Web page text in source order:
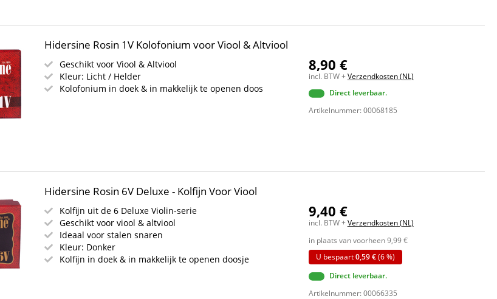
Hidersine Rosin 1V Kolofonium voor Viool & Altviool
Geschikt voor Viool & Altviool
Kleur: Licht / Helder
Kolofonium in doek & in makkelijk te openen doos
8,90 €
incl. BTW +Verzendkosten (NL)
Direct leverbaar.
Artikelnummer: 00068185
Hidersine Rosin 6V Deluxe - Kolfijn Voor Viool
Kolfijn uit de 6 Deluxe Violin-serie
Geschikt voor viool & altviool
Ideaal voor stalen snaren
Kleur: Donker
Kolfijn in doek & in makkelijk te openen doosje
9,40 €
incl. BTW +Verzendkosten (NL)
in plaats van voorheen9,99€
U bespaart0,59 €(6 %)
Direct leverbaar.
Artikelnummer: 00066335